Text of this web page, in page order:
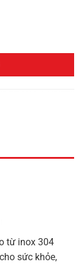
từ inox 304
sức khỏe,